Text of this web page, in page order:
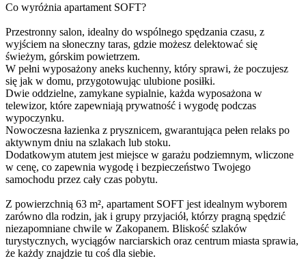
Co wyróżnia apartament SOFT?
Przestronny salon, idealny do wspólnego spędzania czasu, z
wyjściem na słoneczny taras, gdzie możesz delektować się
świeżym, górskim powietrzem.
W pełni wyposażony aneks kuchenny, który sprawi, że poczujesz
się jak w domu, przygotowując ulubione posiłki.
Dwie oddzielne, zamykane sypialnie, każda wyposażona w
telewizor, które zapewniają prywatność i wygodę podczas
wypoczynku.
Nowoczesna łazienka z prysznicem, gwarantująca pełen relaks po
aktywnym dniu na szlakach lub stoku.
Dodatkowym atutem jest miejsce w garażu podziemnym, wliczone
w cenę, co zapewnia wygodę i bezpieczeństwo Twojego
samochodu przez cały czas pobytu.
Z powierzchnią 63 m², apartament SOFT jest idealnym wyborem
zarówno dla rodzin, jak i grupy przyjaciół, którzy pragną spędzić
niezapomniane chwile w Zakopanem. Bliskość szlaków
turystycznych, wyciągów narciarskich oraz centrum miasta sprawia,
że każdy znajdzie tu coś dla siebie.